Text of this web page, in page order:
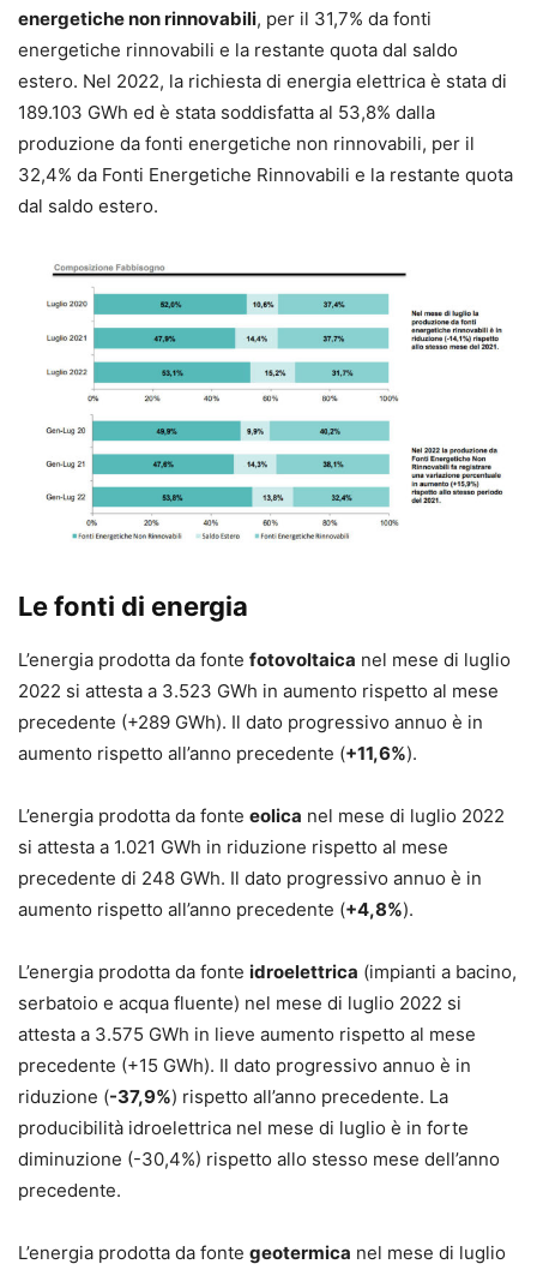
energetichenonrinnovabili, per il 31,7% da fonti
energetiche rinnovabili e la restante quota dal saldo
estero. Nel 2022, la richiesta di energia elettrica è stata di
189.103 GWh ed è stata soddisfatta al 53,8% dalla
produzione da fonti energetiche non rinnovabili, per il
32,4% da Fonti Energetiche Rinnovabili e la restante quota
dal saldo estero.
Le fonti di energia
L’energia prodotta da fonte fotovoltaica nel mese di luglio
2022 si attesta a 3.523 GWh in aumento rispetto al mese
precedente (+289 GWh). Il dato progressivo annuo è in
aumento rispetto all’anno precedente (+11,6%).
L’energia prodotta da fonte eolica nel mese di luglio 2022
si attesta a 1.021 GWh in riduzione rispetto al mese
precedente di 248 GWh. Il dato progressivo annuo è in
aumento rispetto all’anno precedente (+4,8%).
L’energia prodotta da fonte idroelettrica (impianti a bacino,
serbatoio e acqua fluente) nel mese di luglio 2022 si
attesta a 3.575 GWh in lieve aumento rispetto al mese
precedente (+15 GWh). Il dato progressivo annuo è in
riduzione (-37,9%) rispetto all’anno precedente. La
producibilità idroelettrica nel mese di luglio è in forte
diminuzione (-30,4%) rispetto allo stesso mese dell’anno
precedente.
L’energia prodotta da fonte geotermica nel mese di luglio